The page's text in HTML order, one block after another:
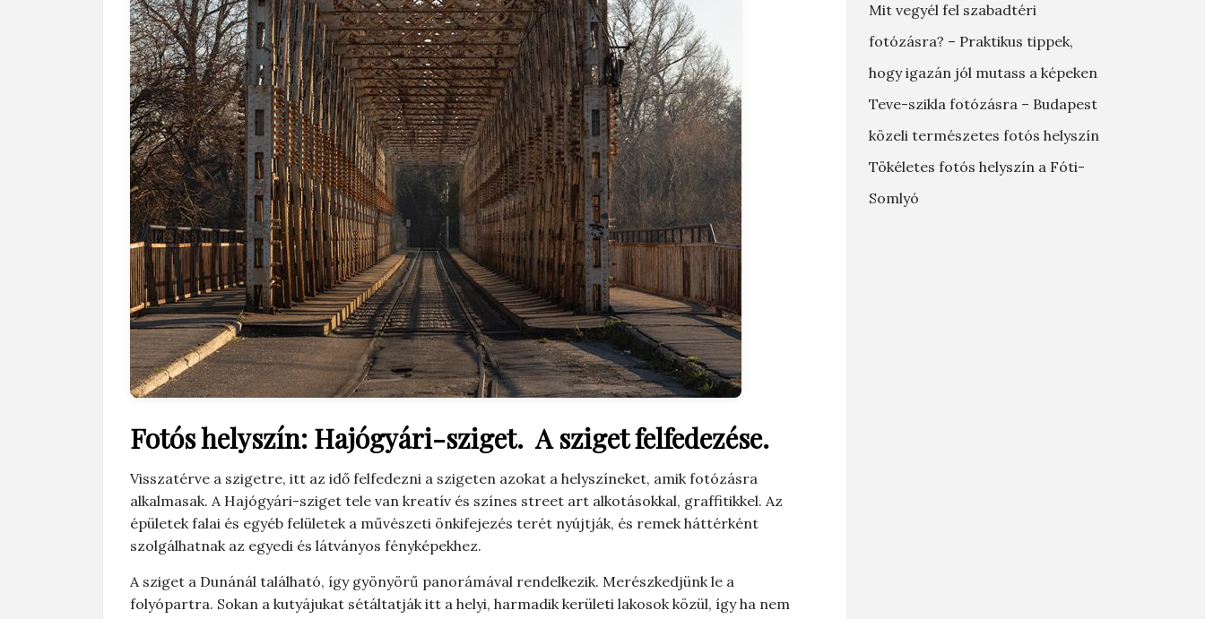
Fotós helyszín: Hajógyári-sziget. A sziget felfedezése.
Visszatérve a szigetre, itt az idő felfedezni a szigeten azokat a helyszíneket, amik fotózásra
alkalmasak. A Hajógyári-sziget tele van kreatív és színes street art alkotásokkal, graffitikkel. Az
épületek falai és egyéb felületek a művészeti önkifejezés terét nyújtják, és remek háttérként
szolgálhatnak az egyedi és látványos fényképekhez.
A sziget a Dunánál található, így gyönyörű panorámával rendelkezik. Merészkedjünk le a
folyópartra. Sokan a kutyájukat sétáltatják itt a helyi, harmadik kerületi lakosok közül, így ha nem
Mit vegyél fel szabadtéri
fotózásra? – Praktikus tippek,
hogy igazán jól mutass a képeken
Teve-szikla fotózásra – Budapest
közeli természetes fotós helyszín
Tökéletes fotós helyszín a Fóti-
Somlyó